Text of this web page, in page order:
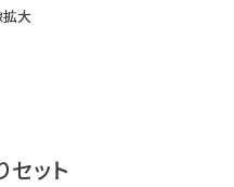
大
ット